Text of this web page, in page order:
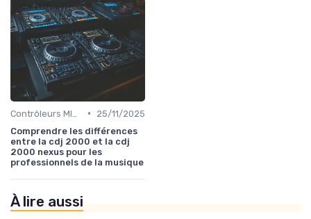
•
25/11/2025
Comprendre les différences
entre la cdj 2000 et la cdj
2000 nexus pour les
professionnels de la musique
À lire aussi